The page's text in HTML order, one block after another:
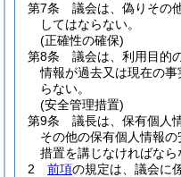
第7条
議会は、偽りその
してはならない。
(正確性の確保)
第8条
議会は、利用目的
情報が過去又は現在の
らない。
(安全管理措置)
第9条
議長は、保有個人
その他の保有個人情報
措置を講じなければなら
2
前項の規定は、議会に